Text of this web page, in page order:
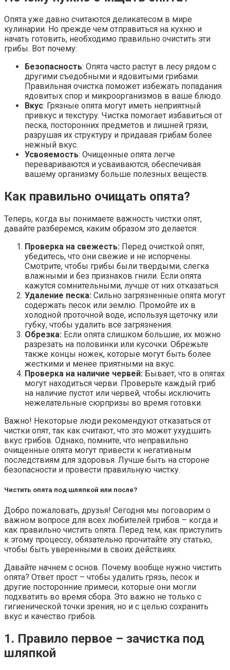
Опята уже давно считаются деликатесом в мире
кулинарии. Но прежде чем отправиться на кухню и
начать готовить, необходимо правильно очистить эти
грибы. Вот почему:
Безопасность: Опята часто растут в лесу рядом с
другими съедобными и ядовитыми грибами.
Правильная очистка поможет избежать попадания
ядовитых спор и микроорганизмов в ваше блюдо.
Вкус: Грязные опята могут иметь неприятный
привкус и текстуру. Чистка помогает избавиться от
песка, посторонних предметов и лишней грязи,
разрушая их структуру и придавая грибам более
нежный вкус.
Усвояемость: Очищенные опята легче
перевариваются и усваиваются, обеспечивая
вашему организму больше полезных веществ.
Как правильно очищать опята?
Теперь, когда вы понимаете важность чистки опят,
давайте разберемся, каким образом это делается:
Проверка на свежесть: Перед очисткой опят,
убедитесь, что они свежие и не испорчены.
Смотрите, чтобы грибы были твердыми, слегка
влажными и без признаков гнили. Если опята
кажутся сомнительными, лучше от них отказаться.
Удаление песка: Сильно загрязненные опята могут
содержать песок или землю. Промойте их в
холодной проточной воде, используя щеточку или
губку, чтобы удалить все загрязнения.
Обрезка: Если опята слишком большие, их можно
разрезать на половинки или кусочки. Обрежьте
также концы ножек, которые могут быть более
жесткими и менее приятными на вкус.
Проверка на наличие червей: Бывает, что в опятах
могут находиться черви. Проверьте каждый гриб
на наличие пустот или червей, чтобы исключить
нежелательные сюрпризы во время готовки.
Важно! Некоторые люди рекомендуют отказаться от
чистки опят, так как считают, что это может ухудшить
вкус грибов. Однако, помните, что неправильно
очищенные опята могут привести к негативным
последствиям для здоровья. Лучше быть на стороне
безопасности и провести правильную чистку.
Чистить опята под шляпкой или после?
Добро пожаловать, друзья! Сегодня мы поговорим о
важном вопросе для всех любителей грибов – когда и
как правильно чистить опята. Перед тем, как приступить
к этому процессу, обязательно прочитайте эту статью,
чтобы быть уверенными в своих действиях.
Давайте начнем с основ. Почему вообще нужно чистить
опята? Ответ прост – чтобы удалить грязь, песок и
другие посторонние примеси, которые они могли
подхватить во время сбора. Это важно не только с
гигиенической точки зрения, но и с целью сохранить
вкус и качество грибов.
1. Правило первое – зачистка под
шляпкой